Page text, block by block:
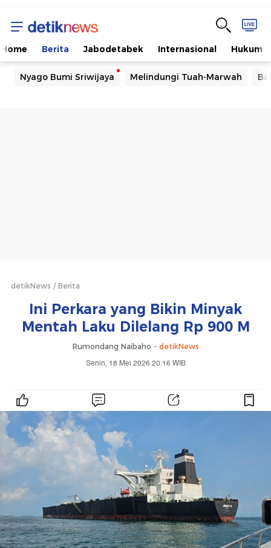
Home Berita Jabodetabek Internasional Hukum
Nyago Bumi Sriwijaya Melindungi Tuah-Marwah
detikNews Berita
Ini Perkara yang Bikin Minyak
Mentah Laku Dilelang Rp 900 M
Rumondang Naibaho - detikNews
Senin, 18 Mei 2026 20:16 WIB